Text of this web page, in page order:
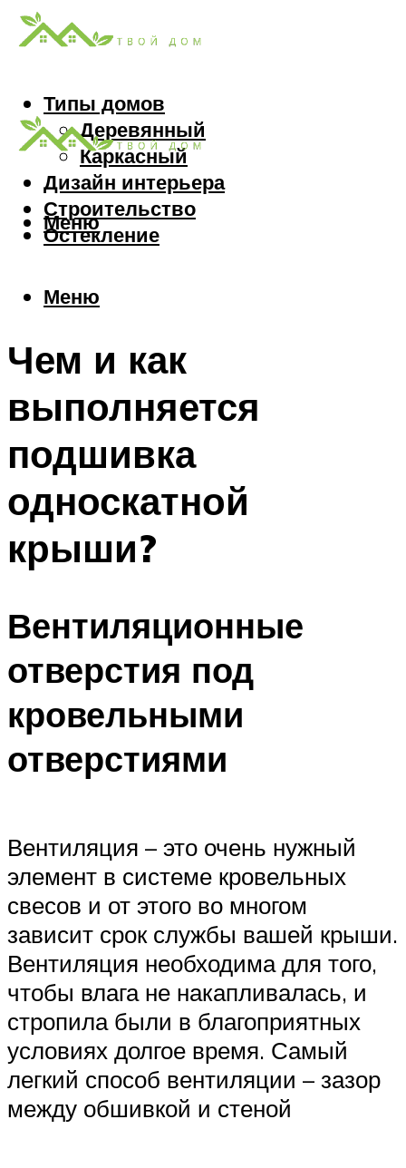
Типы домов
Деревянный
Каркасный
Дизайн интерьера
Строительство
Остекление
Меню
Меню
Чем и как
выполняется
подшивка
односкатной
крыши?
Вентиляционные
отверстия под
кровельными
отверстиями
Вентиляция – это очень нужный
элемент в системе кровельных
свесов и от этого во многом
зависит срок службы вашей крыши.
Вентиляция необходима для того,
чтобы влага не накапливалась, и
стропила были в благоприятных
условиях долгое время. Самый
легкий способ вентиляции – зазор
между обшивкой и стеной